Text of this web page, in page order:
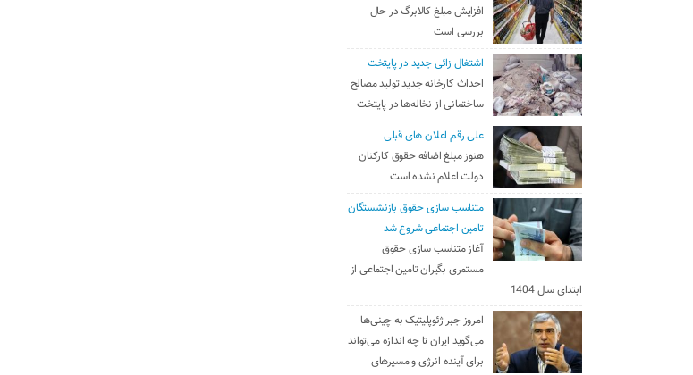
افزایش مبلغ کالابرگ در حال
بررسی است
اشتغال زائی جدید در پایتخت
احداث کارخانه جدید تولید مصالح
ساختمانی از نخاله‌ها در پایتخت
علی رقم اعلان های قبلی
هنوز مبلغ اضافه حقوق کارکنان
دولت اعلام نشده است
متناسب سازی حقوق بازنشستگان
تامین اجتماعی شروع شد
آغاز متناسب سازی حقوق
مستمری بگیران تامین اجتماعی از
ابتدای سال 1404
امروز جبر ژئوپلیتیک به چینی‌ها
می‌گوید ایران تا چه اندازه می‌تواند
برای آینده انرژی و مسیرهای